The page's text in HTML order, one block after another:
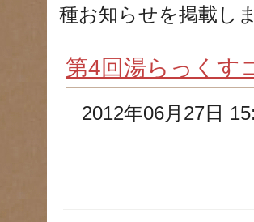
種お知らせを掲載しま
第4回湯らっくす
2012年06月27日